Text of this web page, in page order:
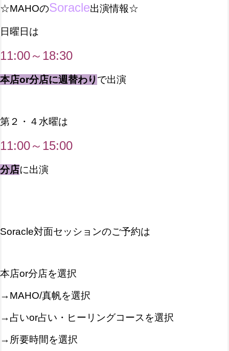
☆MAHOのSoracle出演情報☆
日曜日は
11:00～18:30
本店or分店に週替わり で出演
第２・４水曜は
11:00～15:00
分店に出演
Soracle対面セッションのご予約は
本店or分店を選択
→MAHO/真帆を選択
→占いor占い・ヒーリングコースを選択
→所要時間を選択